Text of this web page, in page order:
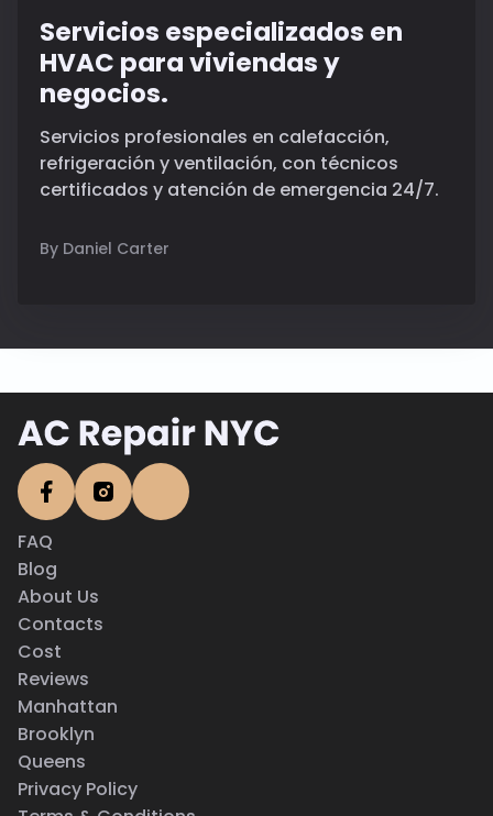
Servicios especializados en
HVAC para viviendas y
negocios.
Servicios profesionales en calefacción,
refrigeración y ventilación, con técnicos
certificados y atención de emergencia 24/7.
By Daniel Carter
FAQ
Blog
About Us
Contacts
Cost
Reviews
Manhattan
Brooklyn
Queens
Privacy Policy